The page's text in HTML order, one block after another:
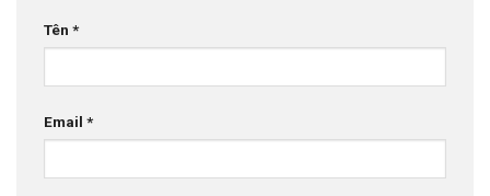
Tên *
Email *